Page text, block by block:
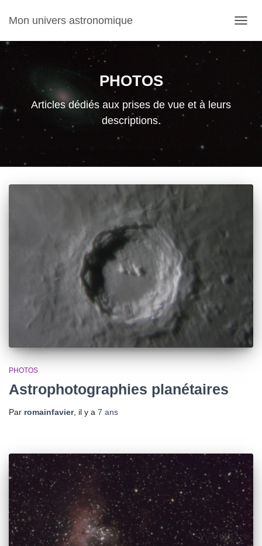
Mon univers astronomique
LA
PHOTOS
Articles dédiés aux prises de vue et à leurs
descriptions.
PHOTOS
Astrophotographies planétaires
Par romainfavier, il y a 7 ans